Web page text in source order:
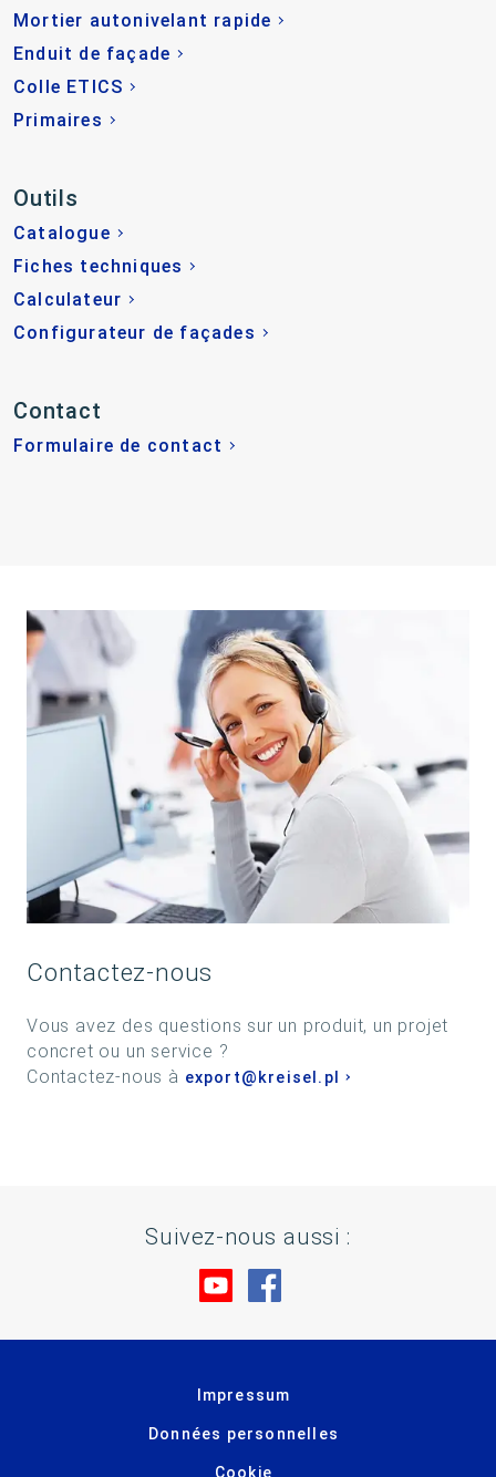
Mortier autonivelant rapide
Enduit de façade
Colle ETICS
Primaires
Outils
Catalogue
Fiches techniques
Calculateur
Configurateur de façades
Contact
Formulaire de contact
Contactez-nous
Vous avez des questions sur un produit, un projet
concret ou un service ?
Contactez-nous à export@kreisel.pl
Suivez-nous aussi :
Rendez-nous visite sur
Impressum
Données personnelles
Cookie